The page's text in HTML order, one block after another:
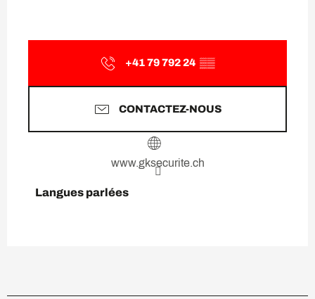
+41 79 792 24 ▒▒
CONTACTEZ-NOUS
www.gksecurite.ch
Langues parlées
Langues parlées